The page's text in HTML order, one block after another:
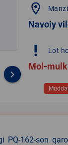
keyboard_arrow_right
location_on
Navoiy
priority_high Lot
Mol-
PQ-162-son